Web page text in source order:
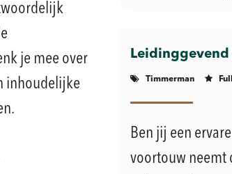
je mee over
inhoudelijke
Timmerman
Ben jij een
voortouw neemt